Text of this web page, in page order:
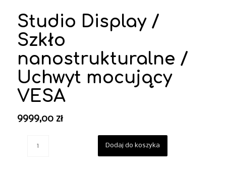
Studio Display /
Szkło
nanostrukturalne /
Uchwyt mocujący
VESA
9999,00 zł
Dodaj do koszyka